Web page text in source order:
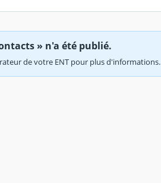
» n'a été publié.
de votre ENT pour plus d'informations.